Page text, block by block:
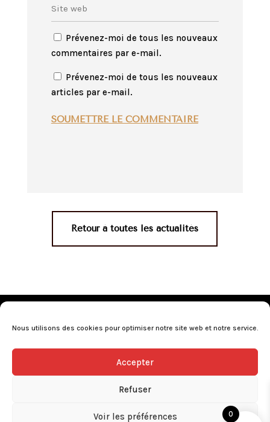
Nous utilisons des cookies pour optimiser notre site web et notre service.
Accepter
Refuser
Voir les préférences
Prévenez-moi de tous les nouveaux
commentaires par e-mail.
Prévenez-moi de tous les nouveaux
articles par e-mail.
SOUMETTRE LE COMMENTAIRE
Retour à toutes les actualités
Conditions générales de vente•Nos revendeurs•
L’abus d’alcool est dangereux pour la santé, consommez avec
0